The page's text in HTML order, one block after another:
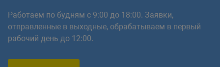
Работаем по будням с 9:00 до 18:00. Заявки,
отправленные в выходные, обрабатываем в первый
рабочий день до 12:00.